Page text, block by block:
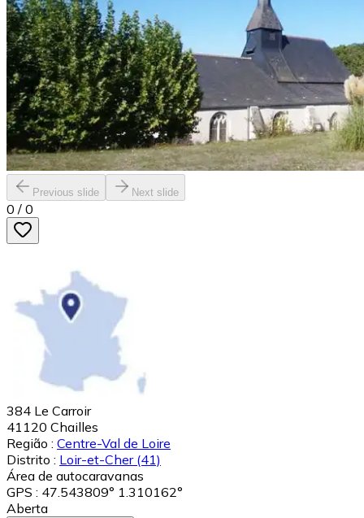
Previous slide Next slide
0 / 0
384 Le Carroir
41120 Chailles
Região : Centre-Val de Loire
Distrito : Loir-et-Cher (41)
Área de autocaravanas
GPS : 47.543809° 1.310162°
Aberta